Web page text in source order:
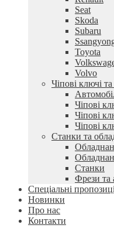
Seat
Skoda
Subaru
Toyota
Volvo
Чіпові ключі
Чіпові
Чіпові
Чіпові
Станки та
Станки
Фрези та
Спеціальні
Новинки
Про нас
Контакти